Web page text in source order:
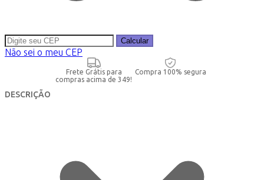
Calcular
Não sei o meu CEP
Frete Grátis para
compras acima de 349!
Compra 100% segura
DESCRIÇÃO